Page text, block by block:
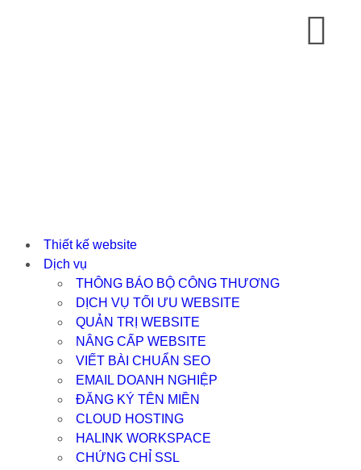
Thiết kế website
Dịch vụ
THÔNG BÁO BỘ CÔNG THƯƠNG
DỊCH VỤ TỐI ƯU WEBSITE
QUẢN TRỊ WEBSITE
NÂNG CẤP WEBSITE
VIẾT BÀI CHUẨN SEO
EMAIL DOANH NGHIỆP
ĐĂNG KÝ TÊN MIỀN
CLOUD HOSTING
HALINK WORKSPACE
CHỨNG CHỈ SSL